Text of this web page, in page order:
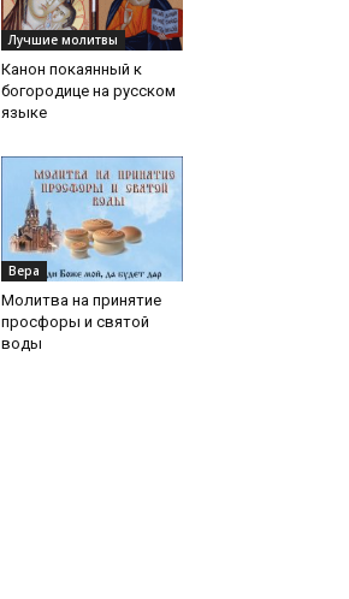
Лучшие молитвы
Канон покаянный к
богородице на русском
языке
Вера
Молитва на принятие
просфоры и святой
воды